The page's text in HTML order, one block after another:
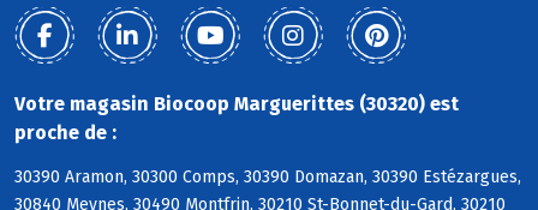
Votre magasin Biocoop Marguerittes (30320) est
proche de :
30390 Aramon, 30300 Comps, 30390 Domazan, 30390 Estézargues,
30840 Meynes, 30490 Montfrin, 30210 St-Bonnet-du-Gard, 30210